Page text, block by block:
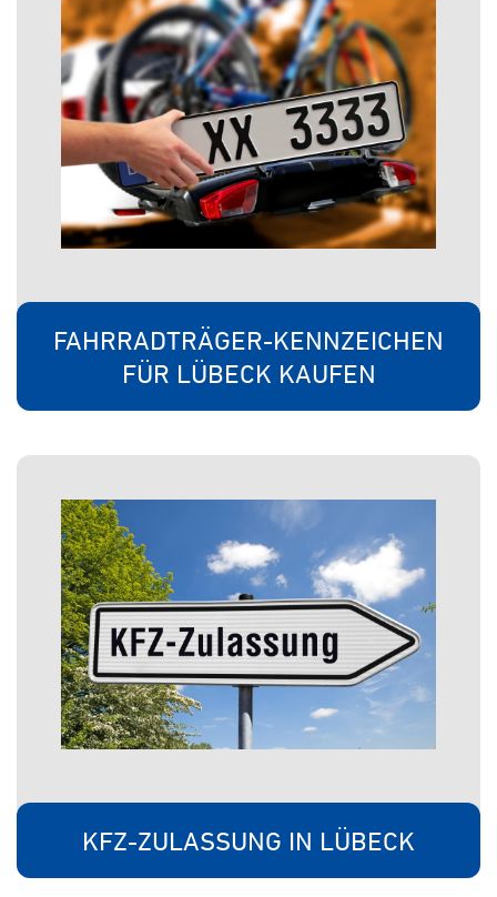
FAHRRADTRÄGER-KENNZEICHEN
FÜR LÜBECK KAUFEN
KFZ-ZULASSUNG IN LÜBECK